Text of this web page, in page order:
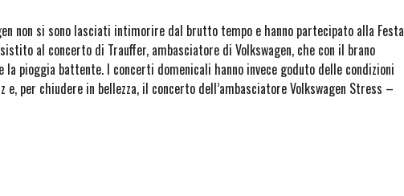
non si sono lasciati intimorire dal brutto tempo e hanno partecipato alla Festa
al concerto di Trauffer, ambasciatore di Volkswagen, che con il brano
pioggia battente. I concerti domenicali hanno invece goduto delle condizioni
e, per chiudere in bellezza, il concerto dell’ambasciatore Volkswagen Stress –